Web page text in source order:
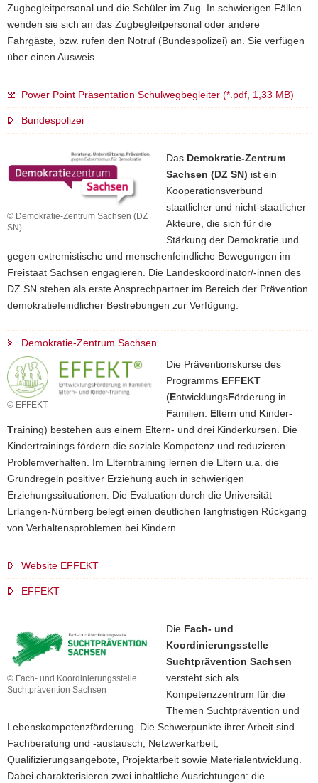
Zugbegleitpersonal und die Schüler im Zug. In schwierigen Fällen
wenden sie sich an das Zugbegleitpersonal oder andere
Fahrgäste, bzw. rufen den Notruf (Bundespolizei) an. Sie verfügen
über einen Ausweis.
Power Point Präsentation Schulwegbegleiter (*.pdf, 1,33 MB)
Bundespolizei
© Demokratie-Zentrum Sachsen (DZ
SN)
Das Demokratie-Zentrum
Sachsen (DZ SN) ist ein
Kooperationsverbund
staatlicher und nicht-staatlicher
Akteure, die sich für die
Stärkung der Demokratie und
gegen extremistische und menschenfeindliche Bewegungen im
Freistaat Sachsen engagieren. Die Landeskoordinator/-innen des
DZ SN stehen als erste Ansprechpartner im Bereich der Prävention
demokratiefeindlicher Bestrebungen zur Verfügung.
Demokratie-Zentrum Sachsen
© EFFEKT
Die Präventionskurse des
Programms EFFEKT
(EntwicklungsFörderung in
Familien: Eltern und Kinder-
Training) bestehen aus einem Eltern- und drei Kinderkursen. Die
Kindertrainings fördern die soziale Kompetenz und reduzieren
Problemverhalten. Im Elterntraining lernen die Eltern u.a. die
Grundregeln positiver Erziehung auch in schwierigen
Erziehungssituationen. Die Evaluation durch die Universität
Erlangen-Nürnberg belegt einen deutlichen langfristigen Rückgang
von Verhaltensproblemen bei Kindern.
Website EFFEKT
EFFEKT
© Fach- und Koordinierungsstelle
Suchtprävention Sachsen
Die Fach- und
Koordinierungsstelle
Suchtprävention Sachsen
versteht sich als
Kompetenzzentrum für die
Themen Suchtprävention und
Lebenskompetenzförderung. Die Schwerpunkte ihrer Arbeit sind
Fachberatung und -austausch, Netzwerkarbeit,
Qualifizierungsangebote, Projektarbeit sowie Materialentwicklung.
Dabei charakterisieren zwei inhaltliche Ausrichtungen: die